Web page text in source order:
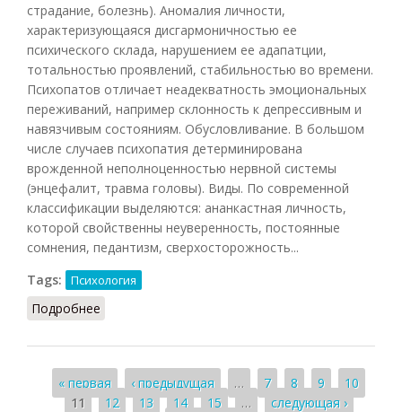
страдание, болезнь). Аномалия личности,
характеризующаяся дисгармоничностью ее
психического склада, нарушением ее адапатции,
тотальностью проявлений, стабильностью во времени.
Психопатов отличает неадекватность эмоциональных
переживаний, например склонность к депрессивным и
навязчивым состояниям. Обусловливание. В большом
числе случаев психопатия детерминирована
врожденной неполноценностью нервной системы
(энцефалит, травма головы). Виды. По современной
классификации выделяются: ананкастная личность,
которой свойственны неуверенность, постоянные
сомнения, педантизм, сверхосторожность...
Tags:
Психология
Подробнее
Страницы
« первая ‹ предыдущая … 7 8 9
10
11
12 13 14 15 …
следующая ›